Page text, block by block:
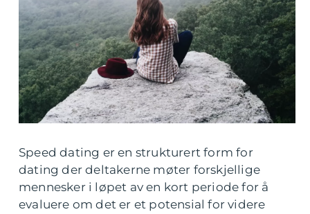
Speed dating er en strukturert form for
dating der deltakerne møter forskjellige
mennesker i løpet av en kort periode for å
evaluere om det er et potensial for videre